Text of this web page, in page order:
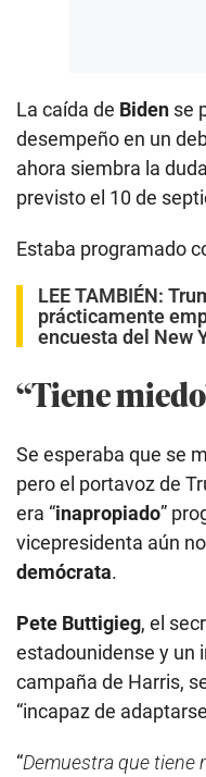
La caída de Biden se
desempeño en un
ahora siembra la
previsto el 10 de
Estaba programado
LEE TAMBIÉN:
prácticamente
encuesta del New
“Tiene
Se esperaba que se
pero el portavoz de
era “inapropiado”
vicepresidenta aún
demócrata.
Pete Buttigieg, el
estadounidense y un
campaña de Harris,
“incapaz de
“Demuestra que tiene